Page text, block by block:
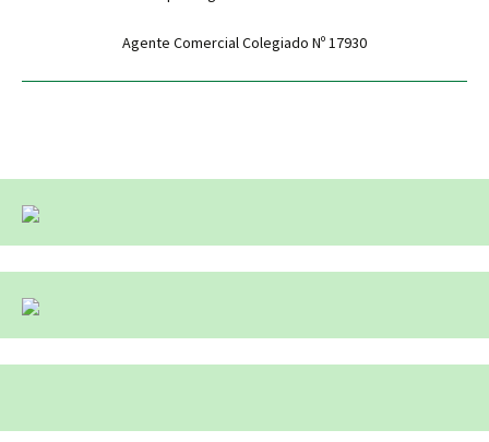
Agente Comercial Colegiado Nº 17930